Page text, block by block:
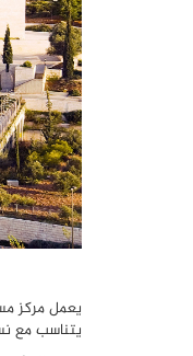
يعمل مركز
يتناسب مع